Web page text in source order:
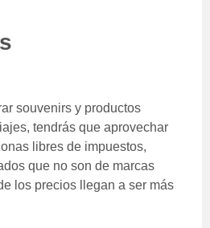
souvenirs y productos
tendrás que aprovechar
libres de impuestos,
que no son de marcas
los precios llegan a ser más